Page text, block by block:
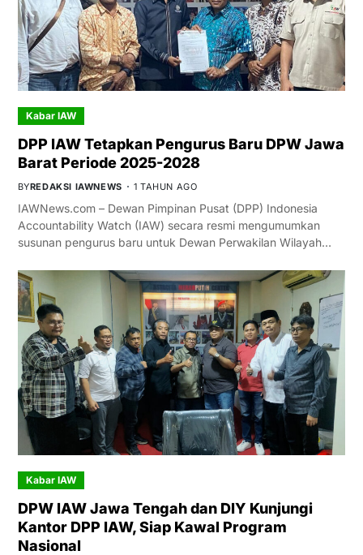
Kabar IAW
DPP IAW Tetapkan Pengurus Baru DPW Jawa
Barat Periode 2025-2028
BYREDAKSI IAWNEWS 1 TAHUN AGO
IAWNews.com – Dewan Pimpinan Pusat (DPP) Indonesia
Accountability Watch (IAW) secara resmi mengumumkan
susunan pengurus baru untuk Dewan Perwakilan Wilayah…
Kabar IAW
DPW IAW Jawa Tengah dan DIY Kunjungi
Kantor DPP IAW, Siap Kawal Program
Nasional